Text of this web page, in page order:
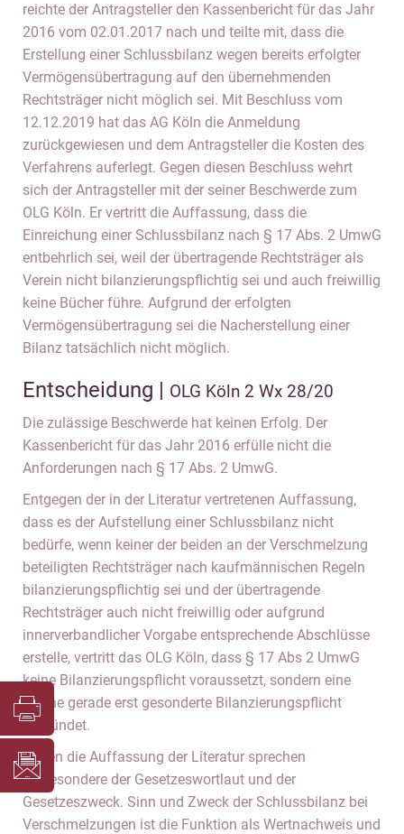
reichte der Antragsteller den Kassenbericht für das Jahr
2016 vom 02.01.2017 nach und teilte mit, dass die
Erstellung einer Schlussbilanz wegen bereits erfolgter
Vermögensübertragung auf den übernehmenden
Rechtsträger nicht möglich sei. Mit Beschluss vom
12.12.2019 hat das AG Köln die Anmeldung
zurückgewiesen und dem Antragsteller die Kosten des
Verfahrens auferlegt. Gegen diesen Beschluss wehrt
sich der Antragsteller mit der seiner Beschwerde zum
OLG Köln. Er vertritt die Auffassung, dass die
Einreichung einer Schlussbilanz nach § 17 Abs. 2 UmwG
entbehrlich sei, weil der übertragende Rechtsträger als
Verein nicht bilanzierungspflichtig sei und auch freiwillig
keine Bücher führe. Aufgrund der erfolgten
Vermögensübertragung sei die Nacherstellung einer
Bilanz tatsächlich nicht möglich.
Entscheidung | OLG Köln 2 Wx 28/20
Die zulässige Beschwerde hat keinen Erfolg. Der
Kassenbericht für das Jahr 2016 erfülle nicht die
Anforderungen nach § 17 Abs. 2 UmwG.
Entgegen der in der Literatur vertretenen Auffassung,
dass es der Aufstellung einer Schlussbilanz nicht
bedürfe, wenn keiner der beiden an der Verschmelzung
beteiligten Rechtsträger nach kaufmännischen Regeln
bilanzierungspflichtig sei und der übertragende
Rechtsträger auch nicht freiwillig oder aufgrund
innerverbandlicher Vorgabe entsprechende Abschlüsse
erstelle, vertritt das OLG Köln, dass § 17 Abs 2 UmwG
keine Bilanzierungspflicht voraussetzt, sondern eine
solche gerade erst gesonderte Bilanzierungspflicht
begründet.
Gegen die Auffassung der Literatur sprechen
insbesondere der Gesetzeswortlaut und der
Gesetzeszweck. Sinn und Zweck der Schlussbilanz bei
Verschmelzungen ist die Funktion als Wertnachweis und